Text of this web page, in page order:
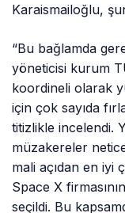
Karaismailoğlu,
“Bu bağlamda
yöneticisi kurum
koordineli olarak
için çok sayıda
titizlikle incelendi.
müzakereler
mali açıdan en iyi
Space X
seçildi. Bu